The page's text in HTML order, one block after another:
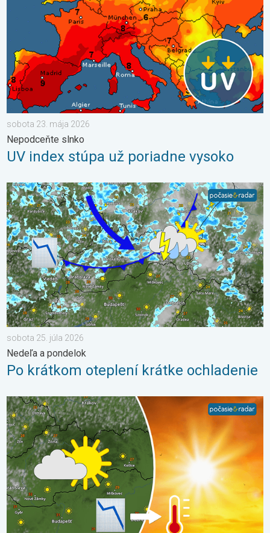
sobota 23. mája 2026
Nepodceňte slnko
UV index stúpa už poriadne vysoko
Po krátkom oteplení krátke ochladenie. Nedeľa a pondelok. .
sobota 25. júla 2026
Nedeľa a pondelok
Po krátkom oteplení krátke ochladenie
Extrém ustúpi, horúčavy zostanú. Výhľad počasia. . . streda 5.